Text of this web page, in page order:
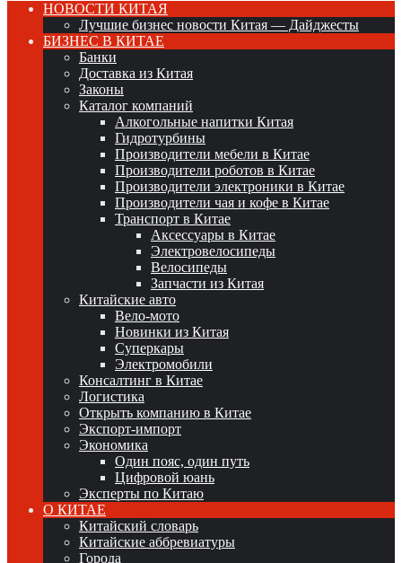
НОВОСТИ КИТАЯ
Лучшие бизнес новости Китая — Дайджесты
БИЗНЕС В КИТАЕ
Банки
Доставка из Китая
Законы
Каталог компаний
Алкогольные напитки Китая
Гидротурбины
Производители мебели в Китае
Производители роботов в Китае
Производители электроники в Китае
Производители чая и кофе в Китае
Транспорт в Китае
Аксессуары в Китае
Электровелосипеды
Велосипеды
Запчасти из Китая
Китайские авто
Вело-мото
Новинки из Китая
Суперкары
Электромобили
Консалтинг в Китае
Логистика
Открыть компанию в Китае
Экспорт-импорт
Экономика
Один пояс, один путь
Цифровой юань
Эксперты по Китаю
О КИТАЕ
Китайский словарь
Китайские аббревиатуры
Города